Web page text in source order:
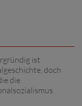
ist
doch
die